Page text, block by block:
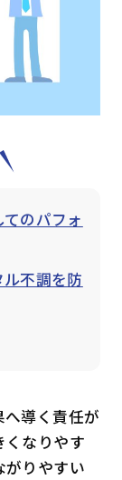
のパフォ
不調を防
導く責任が
くなりやす
がりやすい